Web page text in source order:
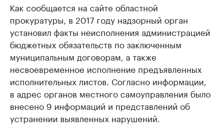
Как сообщается на сайте областной
прокуратуры, в 2017 году надзорный орган
установил факты неисполнения администрацией
бюджетных обязательств по заключенным
муниципальным договорам, а также
несвоевременное исполнение предъявленных
исполнительных листов. Согласно информации,
в адрес органов местного самоуправления было
внесено 9 информаций и представлений об
устранении выявленных нарушений.